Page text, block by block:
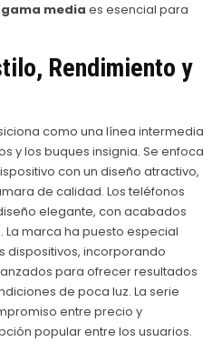
media es esencial para
Rendimiento y
como una línea intermedia
y los buques insignia. Se enfoca
con un diseño atractivo,
de calidad. Los teléfonos
elegante, con acabados
marca ha puesto especial
dispositivos, incorporando
para ofrecer resultados
de poca luz. La serie
entre precio y
popular entre los usuarios.